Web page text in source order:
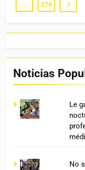
… 376
Noticias
Le
No